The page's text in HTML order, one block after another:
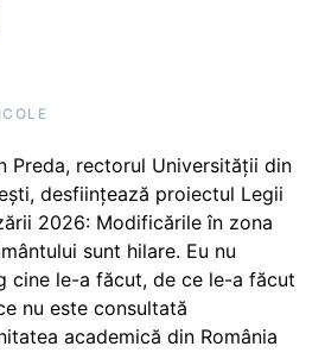
Preda, rectorul Universității din
desființează proiectul Legii
2026: Modificările în zona
sunt hilare. Eu nu
cine le-a făcut, de ce le-a făcut
nu este consultată
academică din România